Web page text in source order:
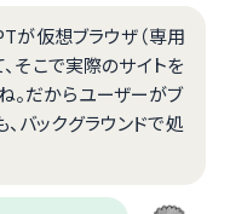
が仮想ブラウザ（専用
そこで実際のサイトを
。だからユーザーがブ
バックグラウンドで処